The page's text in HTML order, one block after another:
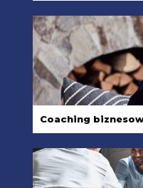
Coaching